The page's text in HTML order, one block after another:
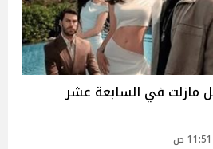
في السابعة عشر